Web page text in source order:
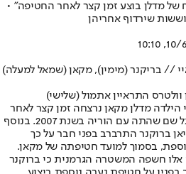
של מדלן בוצע זמן קצר לאחר החטיפה" •
שירדוף אחריהן
10/6/
// בריקנר (מימין), מקאן (שמאל למעלה)
התראיין אתמול (שלישי)
הילדה מדלן מקאן נרצחה זמן קצר לאחר
שנחטפה מבית הנופש בפורטוגל שם שהתה עם הוריה בשנת 2007. בנוסף
ברוקנר התרברב בפני חבר על כך
בסמוך למועד חטיפתה של מקאן.
חשפה המשטרה הגרמנית כי ברוקנר